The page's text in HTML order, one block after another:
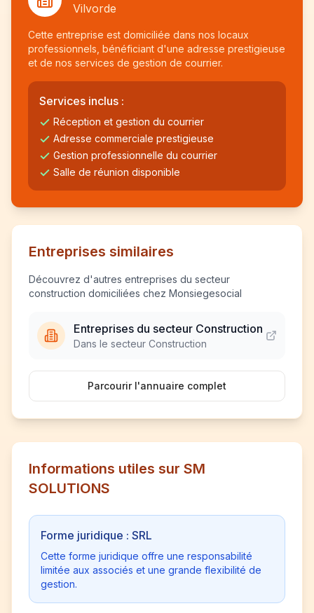
Vilvorde
Cette entreprise est domiciliée dans nos locaux
professionnels, bénéficiant d'une adresse prestigieuse
et de nos services de gestion de courrier.
Services inclus :
Réception et gestion du courrier
Adresse commerciale prestigieuse
Gestion professionnelle du courrier
Salle de réunion disponible
Entreprises similaires
Découvrez d'autres entreprises du secteur
construction domiciliées chez Monsiegesocial
Entreprises du secteur Construction
Dans le secteur Construction
Parcourir l'annuaire complet
Informations utiles sur SM
SOLUTIONS
Forme juridique : SRL
Cette forme juridique offre une responsabilité
limitée aux associés et une grande flexibilité de
gestion.